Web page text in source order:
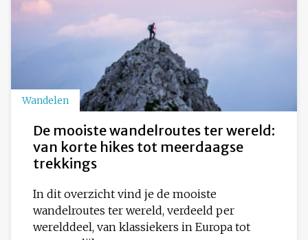
Wandelen
De mooiste wandelroutes ter wereld:
van korte hikes tot meerdaagse
trekkings
In dit overzicht vind je de mooiste
wandelroutes ter wereld, verdeeld per
werelddeel, van klassiekers in Europa tot